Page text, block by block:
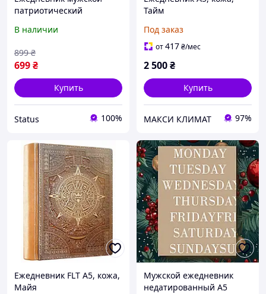
патриотический
недатированный,
/(S15)
В наличии
699₴
899 ₴
Купить
Status 100%
Тайм
Под заказ
от417₴/мес
2 500₴
Купить
МАКСИ КЛИМАТ 97%
Ежедневник FLT А5, кожа,
Майя
Мужской ежедневник
недатированный А5